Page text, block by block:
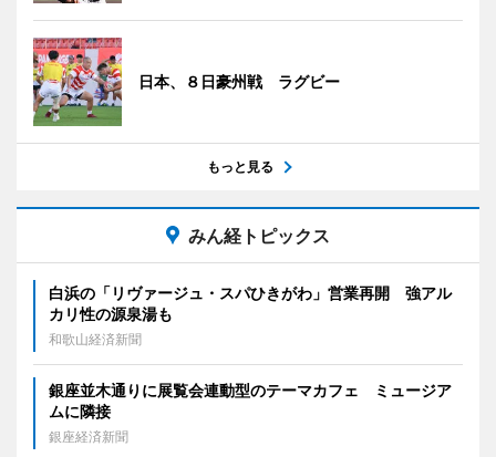
日本、８日豪州戦 ラグビー
もっと見る
みん経トピックス
白浜の「リヴァージュ・スパひきがわ」営業再開 強アル
カリ性の源泉湯も
和歌山経済新聞
銀座並木通りに展覧会連動型のテーマカフェ ミュージア
ムに隣接
銀座経済新聞